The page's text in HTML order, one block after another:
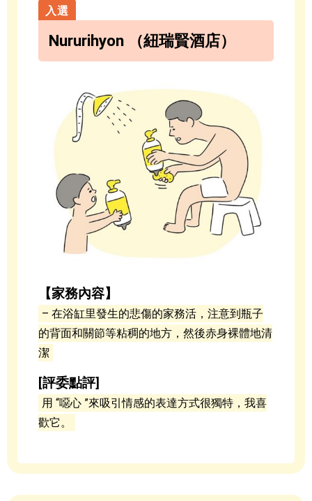
Nururihyon （紐瑞賢酒店）
【家務內容】
– 在浴缸里發生的悲傷的家務活，注意到瓶子
的背面和關節等粘稠的地方，然後赤身裸體地清
潔
[評委點評]
用 “噁心 ”來吸引情感的表達方式很獨特，我喜
歡它。